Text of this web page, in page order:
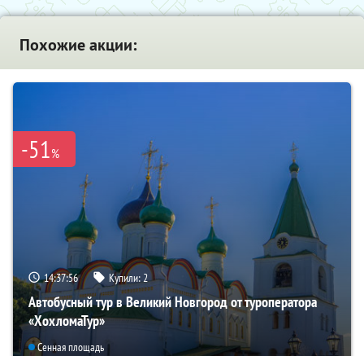
Похожие акции:
-51%
14:37:53 Купили:2
Автобусный тур в Великий Новгород от туроператора
«ХохломаТур»
Сенная площадь